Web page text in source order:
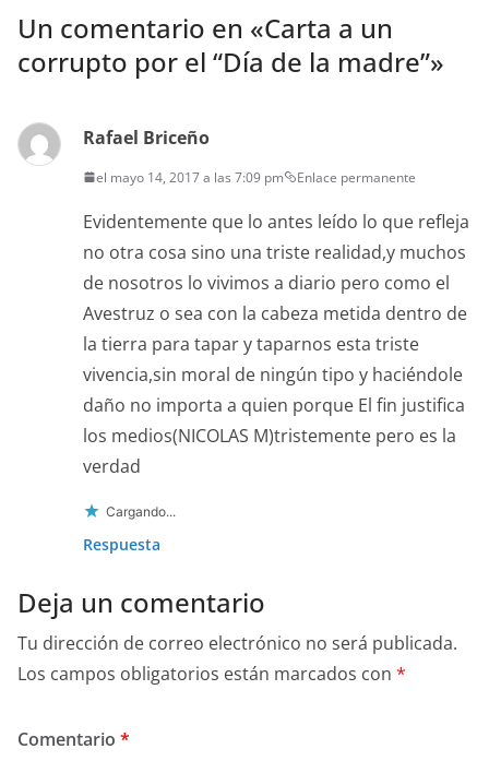
Un comentario en «Carta a un
corrupto por el “Día de la madre”»
Rafael Briceño
el mayo 14, 2017 a las 7:09 pm Enlace permanente
Evidentemente que lo antes leído lo que refleja
no otra cosa sino una triste realidad,y muchos
de nosotros lo vivimos a diario pero como el
Avestruz o sea con la cabeza metida dentro de
la tierra para tapar y taparnos esta triste
vivencia,sin moral de ningún tipo y haciéndole
daño no importa a quien porque El fin justifica
los medios(NICOLAS M)tristemente pero es la
verdad
Cargando...
Respuesta
Deja un comentario
Tu dirección de correo electrónico no será publicada.
Los campos obligatorios están marcados con *
Comentario *